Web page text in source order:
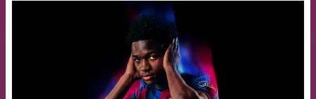
FCB Barcelona badge